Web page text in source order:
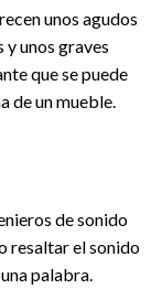
unos agudos
y unos graves
que se puede
de un mueble.
de sonido
resaltar el sonido
palabra.